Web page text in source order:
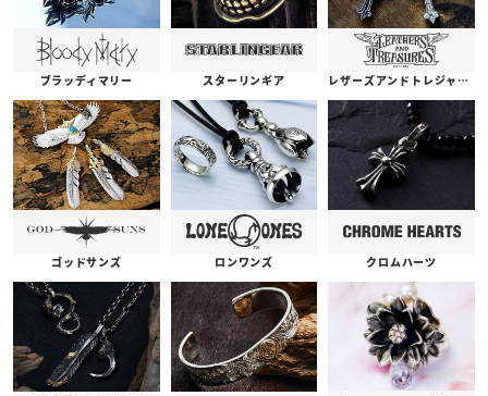
ブラッディマリー スターリンギア レザーズアンドトレジャーズ
ゴッドサンズ ロンワンズ クロムハーツ